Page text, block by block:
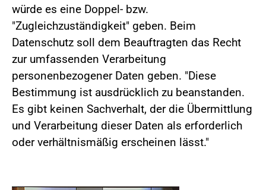
würde es eine Doppel- bzw.
"Zugleichzuständigkeit" geben. Beim
Datenschutz soll dem Beauftragten das Recht
zur umfassenden Verarbeitung
personenbezogener Daten geben. "Diese
Bestimmung ist ausdrücklich zu beanstanden.
Es gibt keinen Sachverhalt, der die Übermittlung
und Verarbeitung dieser Daten als erforderlich
oder verhältnismäßig erscheinen lässt."